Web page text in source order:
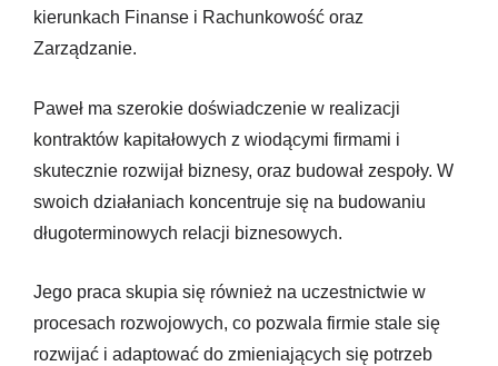
kierunkach Finanse i Rachunkowość oraz
Zarządzanie.
Paweł ma szerokie doświadczenie w realizacji
kontraktów kapitałowych z wiodącymi firmami i
skutecznie rozwijał biznesy, oraz budował zespoły. W
swoich działaniach koncentruje się na budowaniu
długoterminowych relacji biznesowych.
Jego praca skupia się również na uczestnictwie w
procesach rozwojowych, co pozwala firmie stale się
rozwijać i adaptować do zmieniających się potrzeb